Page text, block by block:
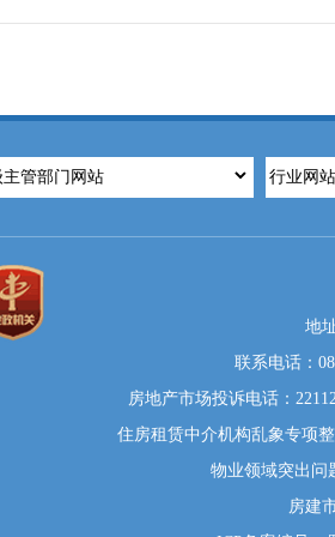
地
联系电话：
房地产市场投诉电话：
住房租赁中介机构乱象专项
物业领域突出问
房建